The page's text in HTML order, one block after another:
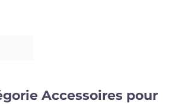
Accessoires pour